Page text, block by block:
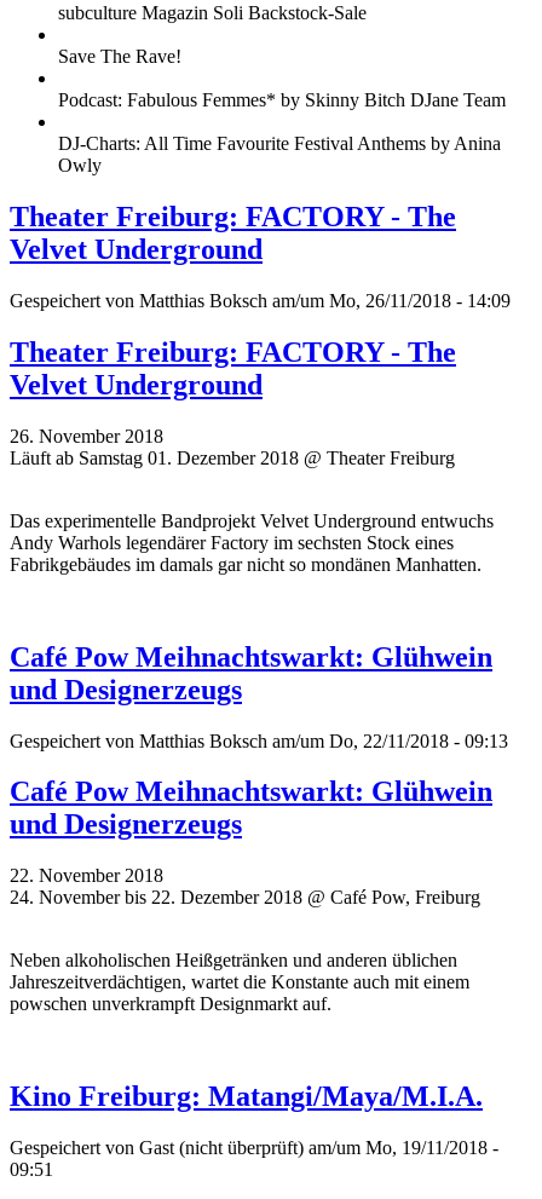
subculture Magazin Soli Backstock-Sale
Save The Rave!
Podcast: Fabulous Femmes* by Skinny Bitch DJane Team
DJ-Charts: All Time Favourite Festival Anthems by Anina
Owly
Theater Freiburg: FACTORY - The
Velvet Underground
Gespeichert von Matthias Boksch am/um Mo, 26/11/2018 - 14:09
Theater Freiburg: FACTORY - The
Velvet Underground
26. November 2018
Läuft ab Samstag 01. Dezember 2018 @ Theater Freiburg
Das experimentelle Bandprojekt Velvet Underground entwuchs
Andy Warhols legendärer Factory im sechsten Stock eines
Fabrikgebäudes im damals gar nicht so mondänen Manhatten.
Café Pow Meihnachtswarkt: Glühwein
und Designerzeugs
Gespeichert von Matthias Boksch am/um Do, 22/11/2018 - 09:13
Café Pow Meihnachtswarkt: Glühwein
und Designerzeugs
22. November 2018
24. November bis 22. Dezember 2018 @ Café Pow, Freiburg
Neben alkoholischen Heißgetränken und anderen üblichen
Jahreszeitverdächtigen, wartet die Konstante auch mit einem
powschen unverkrampft Designmarkt auf.
Kino Freiburg: Matangi/Maya/M.I.A.
Gespeichert von Gast (nicht überprüft) am/um Mo, 19/11/2018 -
09:51